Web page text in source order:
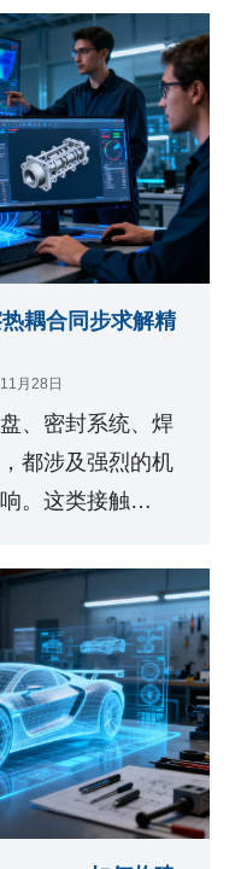
耦合同步求解精
月28日
、密封系统、焊
都涉及强烈的机
。这类接触…